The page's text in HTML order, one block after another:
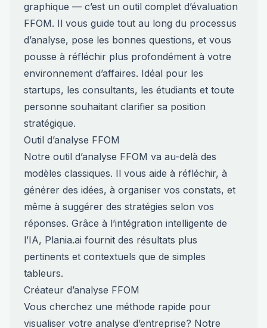
graphique — c’est un outil complet d’évaluation
FFOM. Il vous guide tout au long du processus
d’analyse, pose les bonnes questions, et vous
pousse à réfléchir plus profondément à votre
environnement d’affaires. Idéal pour les
startups, les consultants, les étudiants et toute
personne souhaitant clarifier sa position
stratégique.
Outil d’analyse FFOM
Notre outil d’analyse FFOM va au-delà des
modèles classiques. Il vous aide à réfléchir, à
générer des idées, à organiser vos constats, et
même à suggérer des stratégies selon vos
réponses. Grâce à l’intégration intelligente de
l’IA, Plania.ai fournit des résultats plus
pertinents et contextuels que de simples
tableurs.
Créateur d’analyse FFOM
Vous cherchez une méthode rapide pour
visualiser votre analyse d’entreprise? Notre